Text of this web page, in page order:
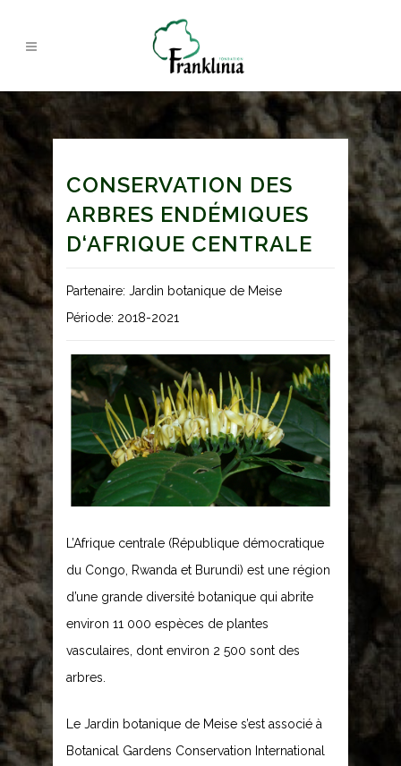
CONSERVATION DES
ARBRES ENDÉMIQUES
D‘AFRIQUE CENTRALE
Partenaire: Jardin botanique de Meise
Période: 2018-2021
L’Afrique centrale (République démocratique
du Congo, Rwanda et Burundi) est une région
d’une grande diversité botanique qui abrite
environ 11 000 espèces de plantes
vasculaires, dont environ 2 500 sont des
arbres.
Le Jardin botanique de Meise s’est associé à
Botanical Gardens Conservation International